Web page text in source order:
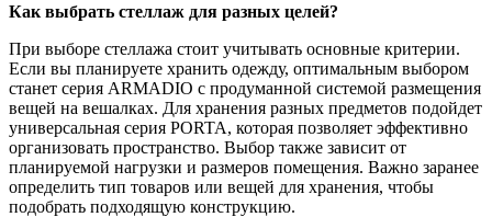
Как выбрать стеллаж для разных целей?
При выборе стеллажа стоит учитывать основные критерии.
Если вы планируете хранить одежду, оптимальным выбором
станет серия ARMADIO с продуманной системой размещения
вещей на вешалках. Для хранения разных предметов подойдет
универсальная серия PORTA, которая позволяет эффективно
организовать пространство. Выбор также зависит от
планируемой нагрузки и размеров помещения. Важно заранее
определить тип товаров или вещей для хранения, чтобы
подобрать подходящую конструкцию.